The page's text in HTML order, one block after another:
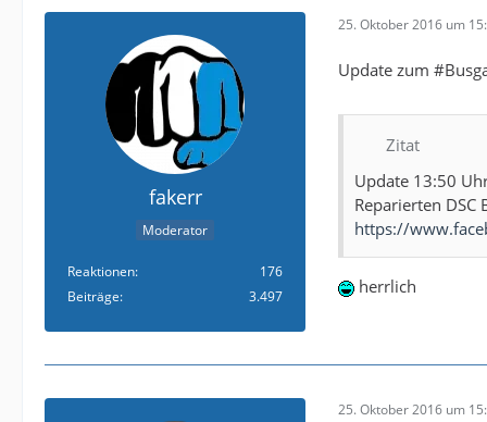
fakerr
Moderator
Reaktionen
176
Beiträge
3.497
25. Oktober 2016 um
Update zum
Zitat
Update 13:50
Reparierten DSC
https://
herrlich
25. Oktober 2016 um